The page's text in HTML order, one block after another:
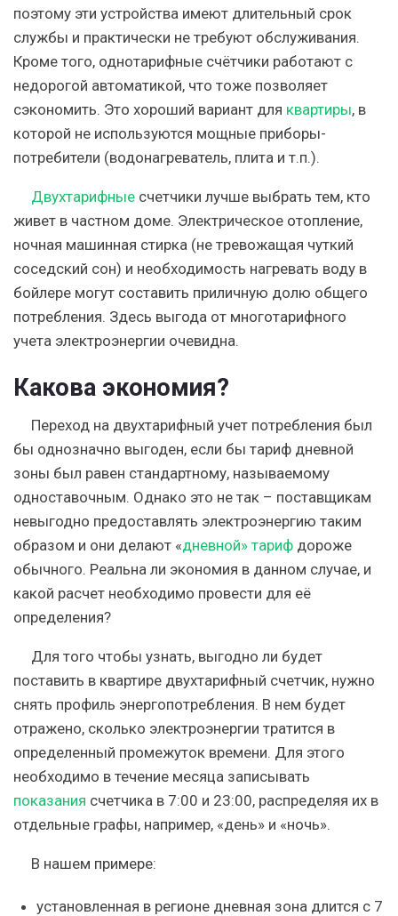
поэтому эти устройства имеют длительный срок
службы и практически не требуют обслуживания.
Кроме того, однотарифные счётчики работают с
недорогой автоматикой, что тоже позволяет
сэкономить. Это хороший вариант для квартиры, в
которой не используются мощные приборы-
потребители (водонагреватель, плита и т.п.).
Двухтарифные счетчики лучше выбрать тем, кто
живет в частном доме. Электрическое отопление,
ночная машинная стирка (не тревожащая чуткий
соседский сон) и необходимость нагревать воду в
бойлере могут составить приличную долю общего
потребления. Здесь выгода от многотарифного
учета электроэнергии очевидна.
Какова экономия?
Переход на двухтарифный учет потребления был
бы однозначно выгоден, если бы тариф дневной
зоны был равен стандартному, называемому
одноставочным. Однако это не так – поставщикам
невыгодно предоставлять электроэнергию таким
образом и они делают «дневной» тариф дороже
обычного. Реальна ли экономия в данном случае, и
какой расчет необходимо провести для её
определения?
Для того чтобы узнать, выгодно ли будет
поставить в квартире двухтарифный счетчик, нужно
снять профиль энергопотребления. В нем будет
отражено, сколько электроэнергии тратится в
определенный промежуток времени. Для этого
необходимо в течение месяца записывать
показания счетчика в 7:00 и 23:00, распределяя их в
отдельные графы, например, «день» и «ночь».
В нашем примере:
установленная в регионе дневная зона длится с 7